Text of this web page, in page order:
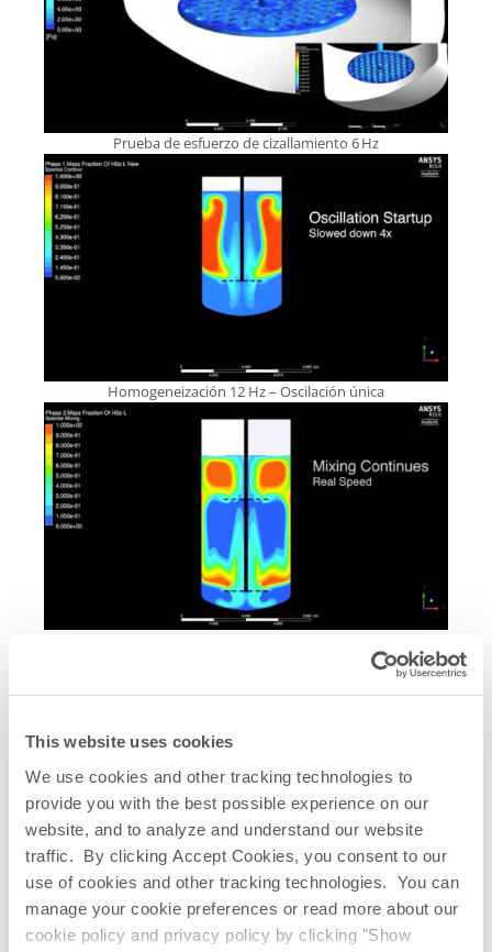
This website uses cookies
We use cookies and other tracking technologies to
provide you with the best possible experience on our
website, and to analyze and understand our website
traffic. By clicking Accept Cookies, you consent to our
use of cookies and other tracking technologies. You can
manage your cookie preferences or read more about our
cookie policy and privacy policy by clicking "Show
Prueba de esfuerzo de cizallamiento 6 Hz
Homogeneización 12 Hz – Oscilación única
completo.